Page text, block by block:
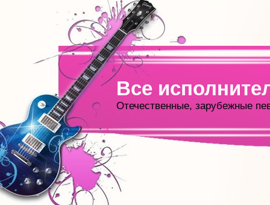
Все
Отечественные, зарубежные